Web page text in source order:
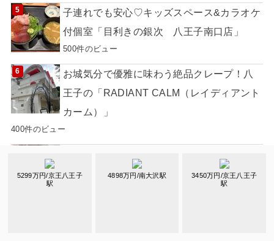
5299万円/京王八王子
駅
4898万円/南大沢駅
3450万円/京王八王子
駅
子連れでも安心♡キッズスペース&カラオケ
付個室「目利きの銀次 八王子南口店」
500件のビュー
お城気分で優雅に味わう絶品クレープ！八
王子の「RADIANT CALM（レイディアント
カーム）」
400件のビュー
題、バイキング形式のイタリアン「Cannery